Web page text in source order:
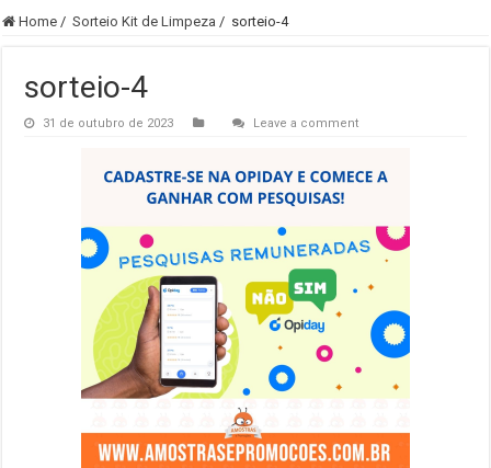
Home / Sorteio Kit de Limpeza / sorteio-4
sorteio-4
31 de outubro de 2023 Leave a comment